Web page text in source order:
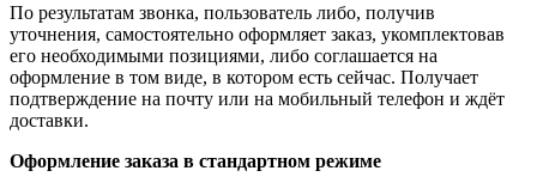
По результатам звонка, пользователь либо, получив
уточнения, самостоятельно оформляет заказ, укомплектовав
его необходимыми позициями, либо соглашается на
оформление в том виде, в котором есть сейчас. Получает
подтверждение на почту или на мобильный телефон и ждёт
доставки.
Оформление заказа в стандартном режиме